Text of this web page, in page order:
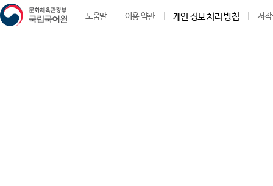
도움말 이용 약관 개인 정보 처리 방침 저